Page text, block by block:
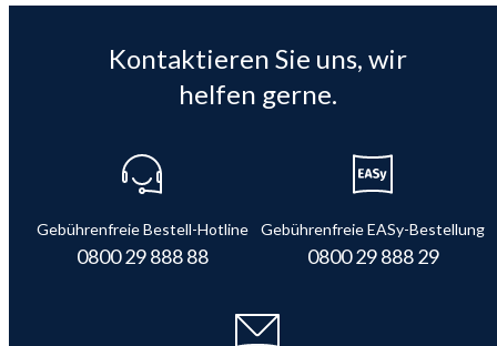
Kontaktieren Sie uns, wir
helfen gerne.
Gebührenfreie Bestell-Hotline
0800 29 888 88
Gebührenfreie EASy-Bestellung
0800 29 888 29